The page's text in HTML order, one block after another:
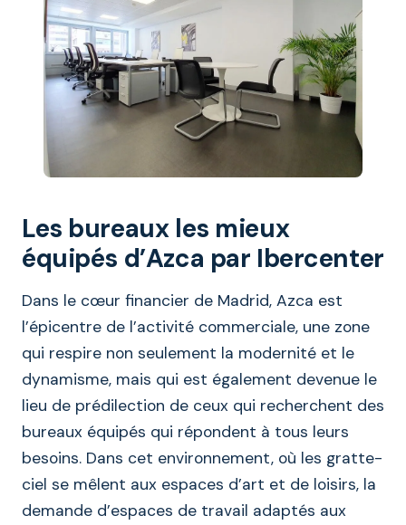
Les bureaux les mieux
équipés d’Azca par Ibercenter
Dans le cœur financier de Madrid, Azca est
l’épicentre de l’activité commerciale, une zone
qui respire non seulement la modernité et le
dynamisme, mais qui est également devenue le
lieu de prédilection de ceux qui recherchent des
bureaux équipés qui répondent à tous leurs
besoins. Dans cet environnement, où les gratte-
ciel se mêlent aux espaces d’art et de loisirs, la
demande d’espaces de travail adaptés aux